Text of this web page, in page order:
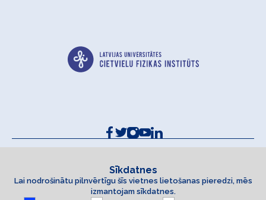
Kontakti un rekvizīti
Piekļūstamības paziņojums
Sīkdatnes
Lai nodrošinātu pilnvērtīgu šīs vietnes lietošanas pieredzi, mēs
izmantojam sīkdatnes.